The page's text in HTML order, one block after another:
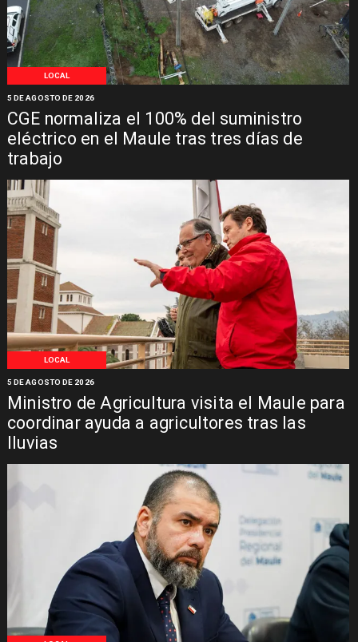
LOCAL
CGE normaliza el 100% del suministro
eléctrico en el Maule tras tres días de
trabajo
5 DE AGOSTO DE 2026
LOCAL
Ministro de Agricultura visita el Maule para
coordinar ayuda a agricultores tras las
lluvias
5 DE AGOSTO DE 2026